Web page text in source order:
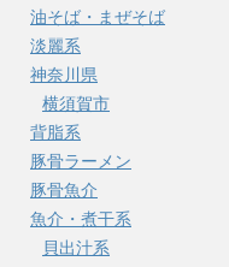
油そば・まぜそば
淡麗系
神奈川県
横須賀市
背脂系
豚骨ラーメン
豚骨魚介
魚介・煮干系
貝出汁系